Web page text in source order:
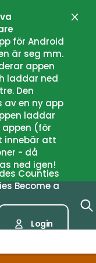
för Android
är seg mm.
appen
laddar ned
Den
en ny app
laddar
(för
innebär att
- då
ned igen!
Close
Counties
Become a
Login